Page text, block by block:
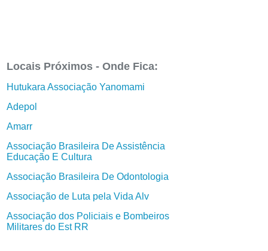
Locais Próximos - Onde Fica:
Hutukara Associação Yanomami
Adepol
Amarr
Associação Brasileira De Assistência
Educação E Cultura
Associação Brasileira De Odontologia
Associação de Luta pela Vida Alv
Associação dos Policiais e Bombeiros
Militares do Est RR